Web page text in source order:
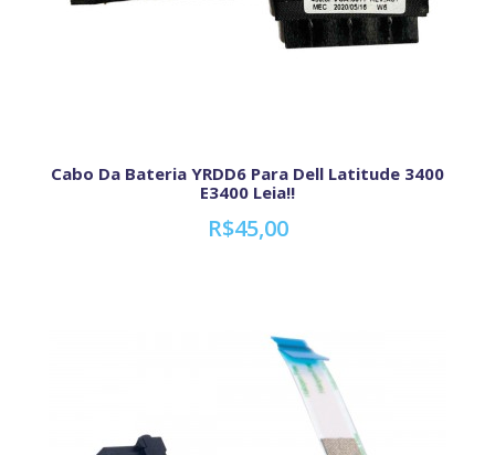
Cabo Da Bateria YRDD6 Para Dell Latitude 3400
E3400 Leia!!
R$45,00